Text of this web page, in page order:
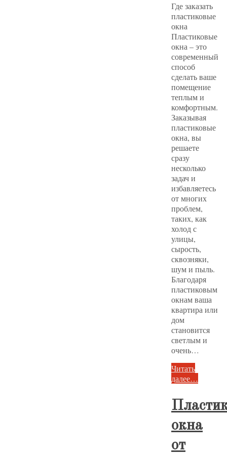
Где заказать
пластиковые
окна
Пластиковые
окна – это
современный
способ
сделать ваше
помещение
теплым и
комфортным.
Заказывая
пластиковые
окна, вы
решаете
сразу
несколько
задач и
избавляетесь
от многих
проблем,
таких, как
холод с
улицы,
сырость,
сквозняки,
шум и пыль.
Благодаря
пластиковым
окнам ваша
квартира или
дом
становится
светлым и
очень…
Читать
далее…
окна
от